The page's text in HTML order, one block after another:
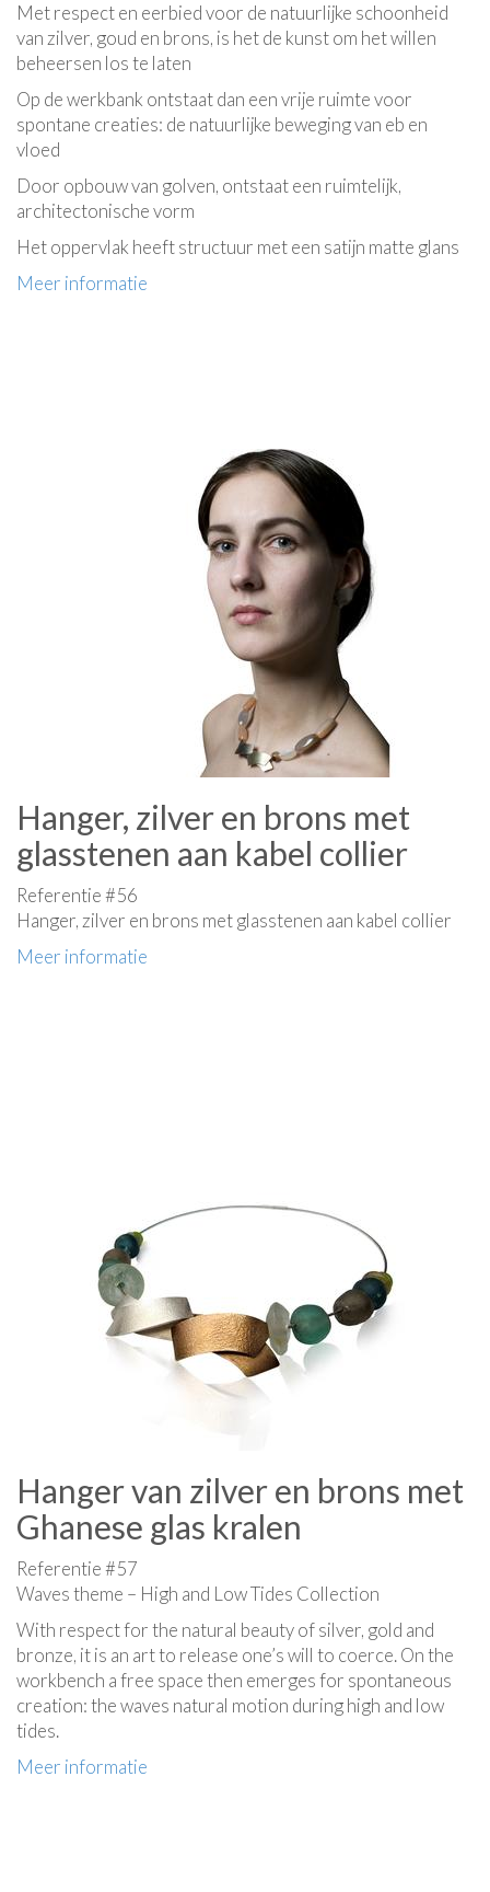
Met respect en eerbied voor de natuurlijke schoonheid
van zilver, goud en brons, is het de kunst om het willen
beheersen los te laten
Op de werkbank ontstaat dan een vrije ruimte voor
spontane creaties: de natuurlijke beweging van eb en
vloed
Door opbouw van golven, ontstaat een ruimtelijk,
architectonische vorm
Het oppervlak heeft structuur met een satijn matte glans
Meer informatie
Hanger, zilver en brons met
glasstenen aan kabel collier
Referentie #56
Hanger, zilver en brons met glasstenen aan kabel collier
Meer informatie
Hanger van zilver en brons met
Ghanese glas kralen
Referentie #57
Waves theme – High and Low Tides Collection
With respect for the natural beauty of silver, gold and
bronze, it is an art to release one’s will to coerce. On the
workbench a free space then emerges for spontaneous
creation: the waves natural motion during high and low
tides.
Meer informatie